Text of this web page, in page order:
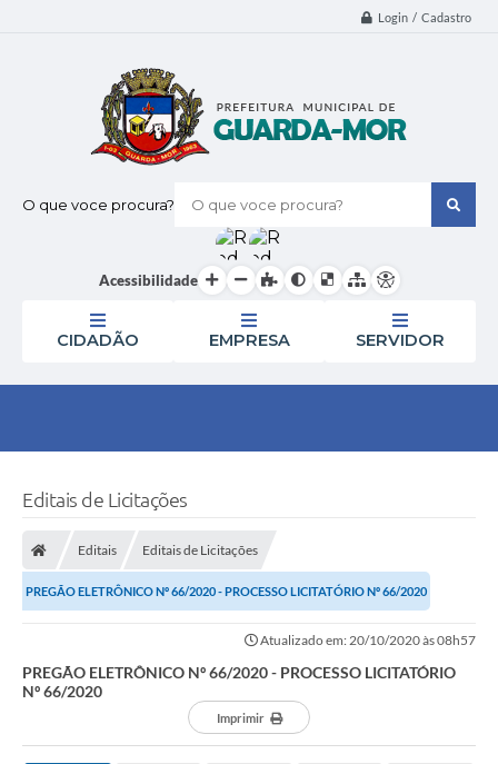
Login / Cadastro
O que voce procura?
Acessibilidade
CIDADÃO EMPRESA SERVIDOR
Editais de Licitações
Editais Editais de Licitações
PREGÃO ELETRÔNICO Nº 66/2020 - PROCESSO LICITATÓRIO Nº 66/2020
Atualizado em: 20/10/2020 às 08h57
PREGÃO ELETRÔNICO Nº 66/2020 - PROCESSO LICITATÓRIO
Nº 66/2020
Imprimir